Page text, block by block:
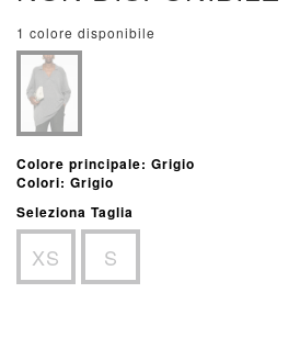
1 colore disponibile
Colore principale: Grigio
Colori: Grigio
Seleziona Taglia
XS S